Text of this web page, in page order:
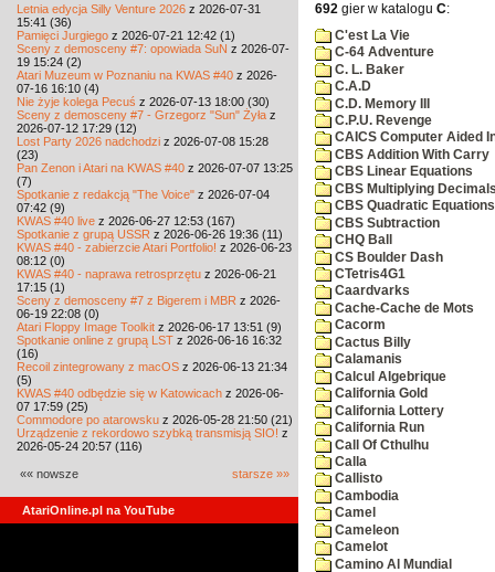
Letnia edycja Silly Venture 2026 z 2026-07-31
15:41 (36)
Pamięci Jurgiego z 2026-07-21 12:42 (1)
Sceny z demosceny #7: opowiada SuN z 2026-07-
19 15:24 (2)
Atari Muzeum w Poznaniu na KWAS #40 z 2026-
07-16 16:10 (4)
Nie żyje kolega Pecuś z 2026-07-13 18:00 (30)
Sceny z demosceny #7 - Grzegorz "Sun" Żyła z
2026-07-12 17:29 (12)
Lost Party 2026 nadchodzi z 2026-07-08 15:28
(23)
Pan Zenon i Atari na KWAS #40 z 2026-07-07 13:25
(7)
Spotkanie z redakcją "The Voice" z 2026-07-04
07:42 (9)
KWAS #40 live z 2026-06-27 12:53 (167)
Spotkanie z grupą USSR z 2026-06-26 19:36 (11)
KWAS #40 - zabierzcie Atari Portfolio! z 2026-06-23
08:12 (0)
KWAS #40 - naprawa retrosprzętu z 2026-06-21
17:15 (1)
Sceny z demosceny #7 z Bigerem i MBR z 2026-
06-19 22:08 (0)
Atari Floppy Image Toolkit z 2026-06-17 13:51 (9)
Spotkanie online z grupą LST z 2026-06-16 16:32
(16)
Recoil zintegrowany z macOS z 2026-06-13 21:34
(5)
KWAS #40 odbędzie się w Katowicach z 2026-06-
07 17:59 (25)
Commodore po atarowsku z 2026-05-28 21:50 (21)
Urządzenie z rekordowo szybką transmisją SIO! z
2026-05-24 20:57 (116)
«« nowsze starsze »»
AtariOnline.pl na YouTube
692 gier w katalogu C:
C'est La Vie
C-64 Adventure
C. L. Baker
C.A.D
C.D. Memory III
C.P.U. Revenge
CAICS Computer Aided
CBS Addition With Carry
CBS Linear Equations
CBS Multiplying
CBS Quadratic Equations
CBS Subtraction
CHQ Ball
CS Boulder Dash
CTetris4G1
Caardvarks
Cache-Cache de Mots
Cacorm
Cactus Billy
Calamanis
Calcul Algebrique
California Gold
California Lottery
California Run
Call Of Cthulhu
Calla
Callisto
Cambodia
Camel
Cameleon
Camelot
Camino Al Mundial